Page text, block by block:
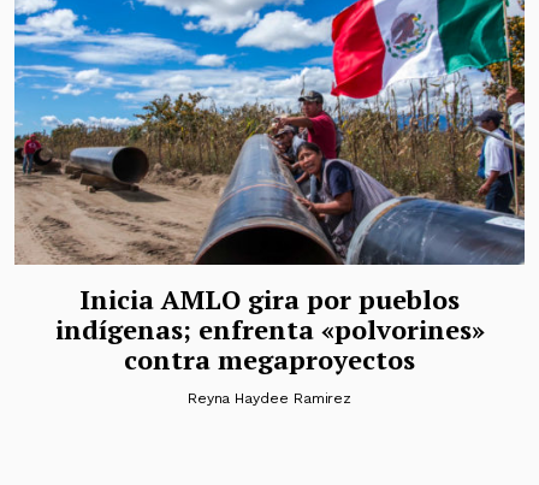
Inicia AMLO gira por pueblos
indígenas; enfrenta «polvorines»
contra megaproyectos
Reyna Haydee Ramirez